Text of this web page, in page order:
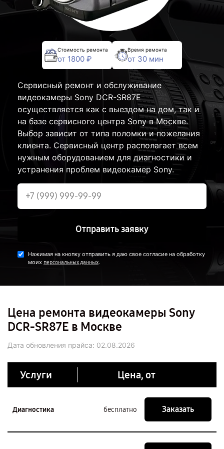
Стоимость ремонта
от 1800 ₽
Время ремонта
от 30 мин
Сервисный ремонт и обслуживание
видеокамеры Sony DCR-SR87E
осуществляется как с выездом на дом, так и
на базе сервисного центра Sony в Москве.
Выбор зависит от типа поломки и пожелания
клиента. Сервисный центр располагает всем
нужным оборудованием для диагностики и
устранения проблем видеокамер Sony.
Отправить заявку
Нажимая на кнопку отправить я даю свое согласие на обработку
моих персональных данных.
Цена ремонта видеокамеры Sony
DCR-SR87E в Москве
Дата обновления прайса: 02.08.2026
Услуги Цена, от
Диагностика бесплатно Заказать